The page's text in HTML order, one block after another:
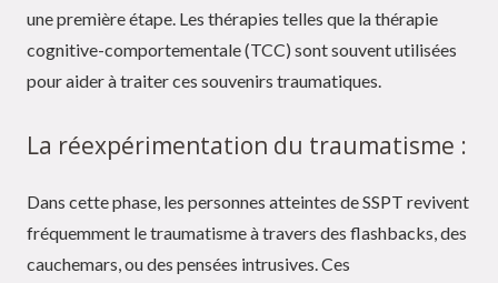
une première étape. Les thérapies telles que la thérapie
cognitive-comportementale (TCC) sont souvent utilisées
pour aider à traiter ces souvenirs traumatiques.
La réexpérimentation du traumatisme :
Dans cette phase, les personnes atteintes de SSPT revivent
fréquemment le traumatisme à travers des flashbacks, des
cauchemars, ou des pensées intrusives. Ces